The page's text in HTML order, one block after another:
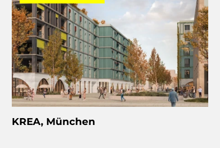
KREA, München